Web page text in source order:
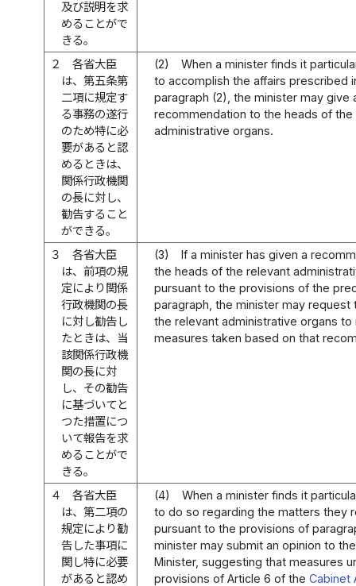
及び説明を求
めることがで
きる。
２
各省大臣
は、第五条第
二項に規定す
る事務の遂行
のため特に必
要があると認
めるときは、
関係行政機関
の長に対し、
勧告すること
ができる。
(2)
When a minister finds it
to accomplish the affairs prescribed
paragraph (2), the minister may give
recommendation to the heads of the
administrative organs.
３
各省大臣
は、前項の規
定により関係
行政機関の長
に対し勧告し
たときは、当
該関係行政機
関の長に対
し、その勧告
に基づいてと
つた措置につ
いて報告を求
めることがで
きる。
(3)
If a minister has given a
the heads of the relevant
pursuant to the provisions of the
paragraph, the minister may request
the relevant administrative organs
measures taken based on that
４
各省大臣
は、第二項の
規定により勧
告した事項に
関し特に必要
があると認め
(4)
When a minister finds it
to do so regarding the matters they
pursuant to the provisions of
minister may submit an opinion to
Minister, suggesting that measures
provisions of Article 6 of theCabinet